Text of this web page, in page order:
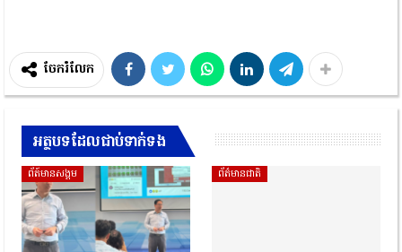
ចែករំលែក
អត្ថបទដែលជាប់ទាក់ទង
ព័ត៍មានសង្គម ព័ត៌មានជាតិ